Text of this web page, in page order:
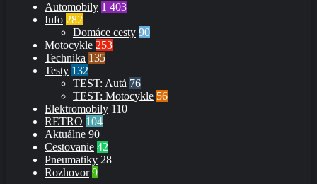
Automobily 1 403
Info 282
Domáce cesty 90
Motocykle 253
Technika 135
Testy 132
TEST: Autá 76
TEST: Motocykle 56
Elektromobily 110
RETRO 104
Aktuálne 90
Cestovanie 42
Pneumatiky 28
Rozhovor 9